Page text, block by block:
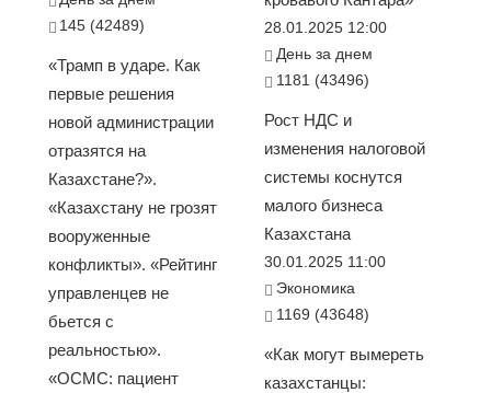
145 (42489)
«Трамп в ударе. Как
первые решения
новой администрации
отразятся на
Казахстане?».
«Казахстану не грозят
вооруженные
конфликты». «Рейтинг
управленцев не
бьется с
реальностью».
«ОСМС: пациент
28.01.2025 12:00
День за днем
1181 (43496)
Рост НДС и
изменения налоговой
системы коснутся
малого бизнеса
Казахстана
30.01.2025 11:00
Экономика
1169 (43648)
«Как могут вымереть
казахстанцы: